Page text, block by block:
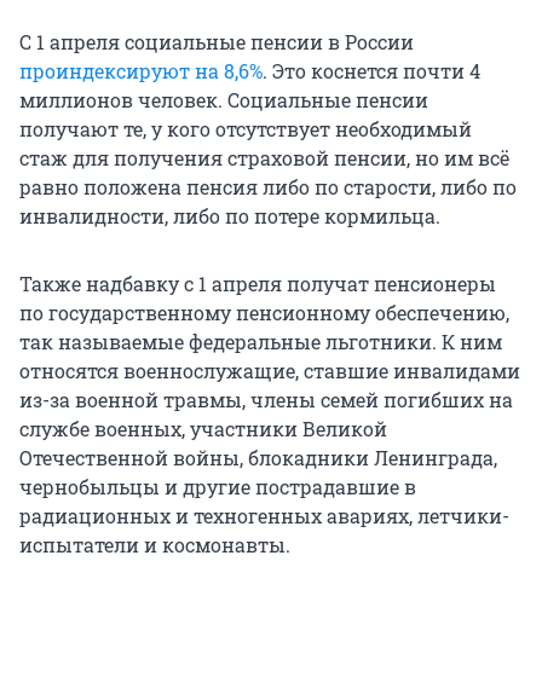
С 1 апреля социальные пенсии в России
проиндексируют на 8,6%. Это коснется почти 4
миллионов человек. Социальные пенсии
получают те, у кого отсутствует необходимый
стаж для получения страховой пенсии, но им всё
равно положена пенсия либо по старости, либо по
инвалидности, либо по потере кормильца.
Также надбавку с 1 апреля получат пенсионеры
по государственному пенсионному обеспечению,
так называемые федеральные льготники. К ним
относятся военнослужащие, ставшие инвалидами
из-за военной травмы, члены семей погибших на
службе военных, участники Великой
Отечественной войны, блокадники Ленинграда,
чернобыльцы и другие пострадавшие в
радиационных и техногенных авариях, летчики-
испытатели и космонавты.